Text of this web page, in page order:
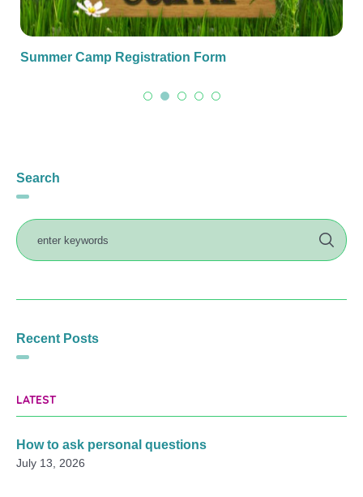
Summer Camp Registration Form
Search
Recent Posts
LATEST
How to ask personal questions
July 13, 2026